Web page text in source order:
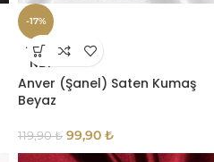
-17%
TÜKE
NDI
Anver (Şanel) Saten Kumaş
Beyaz
119,90₺ 99,90 ₺